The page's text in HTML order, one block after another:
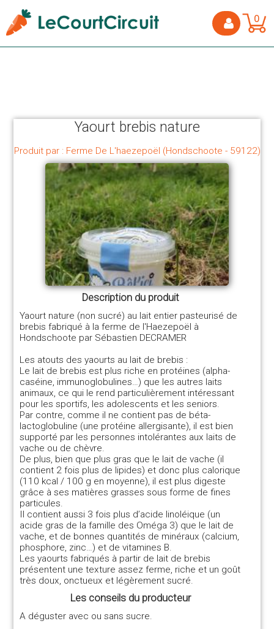
0
Yaourt brebis nature
Produit par : Ferme De L'haezepoël (Hondschoote - 59122)
Description du produit
Yaourt nature (non sucré) au lait entier pasteurisé de
brebis fabriqué à la ferme de l'Haezepoël à
Hondschoote par Sébastien DECRAMER
Les atouts des yaourts au lait de brebis :
Le lait de brebis est plus riche en protéines (alpha-
caséine, immunoglobulines…) que les autres laits
animaux, ce qui le rend particulièrement intéressant
pour les sportifs, les adolescents et les seniors.
Par contre, comme il ne contient pas de béta-
lactoglobuline (une protéine allergisante), il est bien
supporté par les personnes intolérantes aux laits de
vache ou de chèvre.
De plus, bien que plus gras que le lait de vache (il
contient 2 fois plus de lipides) et donc plus calorique
(110 kcal / 100 g en moyenne), il est plus digeste
grâce à ses matières grasses sous forme de fines
particules.
Il contient aussi 3 fois plus d’acide linoléique (un
acide gras de la famille des Oméga 3) que le lait de
vache, et de bonnes quantités de minéraux (calcium,
phosphore, zinc…) et de vitamines B.
Les yaourts fabriqués à partir de lait de brebis
présentent une texture assez ferme, riche et un goût
très doux, onctueux et légèrement sucré.
Les conseils du producteur
A déguster avec ou sans sucre.